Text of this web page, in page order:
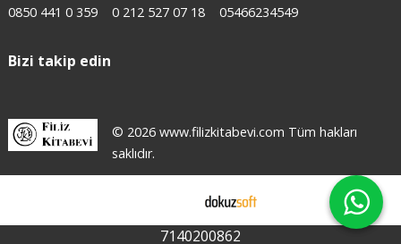
0850 441 0 359
0 212 527 07 18 05466234549
Bizi takip edin
© 2026 www.filizkitabevi.com Tüm hakları
saklıdır.
7140200862